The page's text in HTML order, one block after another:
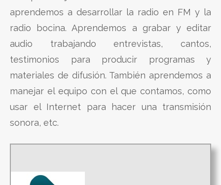
aprendemos a desarrollar la radio en FM y la
radio bocina. Aprendemos a grabar y editar
audio trabajando entrevistas, cantos,
testimonios para producir programas y
materiales de difusión. También aprendemos a
manejar el equipo con el que contamos, como
usar el Internet para hacer una transmisión
sonora, etc.